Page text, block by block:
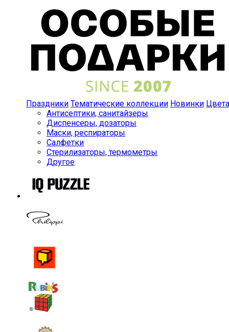
Праздники Тематические коллекции Новинки Цвета
Антисептики, санитайзеры
Диспенсеры, дозаторы
Маски, респираторы
Салфетки
Стерилизаторы, термометры
Другое